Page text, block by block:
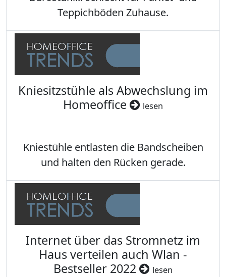
Teppichböden Zuhause.
Kniesitzstühle als Abwechslung im
Homeoffice
lesen
Kniestühle entlasten die Bandscheiben
und halten den Rücken gerade.
Internet über das Stromnetz im
Haus verteilen auch Wlan -
Bestseller 2022
lesen